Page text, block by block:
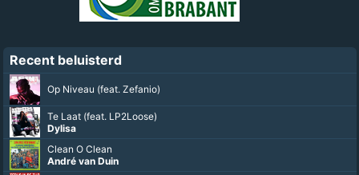
Recent beluisterd
Kleine Piet Ging Uit Fietsen
Angela Groothuizen
Dag Sinterklaasje
Angela Groothuizen
La Lala La Lala La
André van Duin